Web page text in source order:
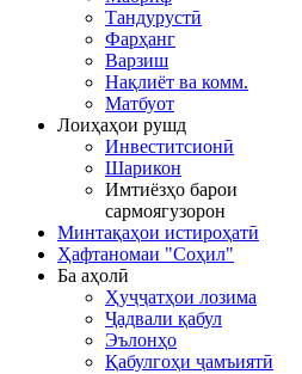
Тандурустӣ
Фарҳанг
Варзиш
Нақлиёт ва комм.
Матбуот
Лоиҳаҳои рушд
Инвеститсионӣ
Шарикон
Имтиёзҳо барои
сармоягузорон
Минтақаҳои истироҳатӣ
Ҳафтаномаи "Соҳил"
Ба аҳолӣ
Ҳуҷҷатҳои лозима
Ҷадвали қабул
Эълонҳо
Қабулгоҳи ҷамъиятӣ